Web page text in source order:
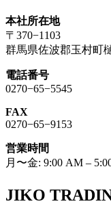
本社所在地
〒370−1103
群馬県佐波郡玉村町
電話番号
0270−65−5545
FAX
0270−65−9153
営業時間
月〜金: 9:00 AM –
JIKO